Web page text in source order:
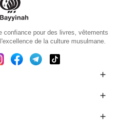
confiance pour des livres, vêtements
de la culture musulmane.


